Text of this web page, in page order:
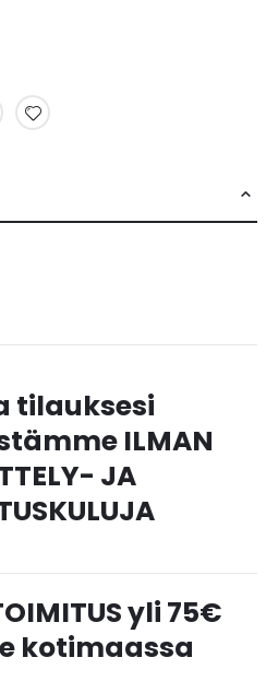
tilauksesi
ILMAN
JA
yli 75€
kotimaassa